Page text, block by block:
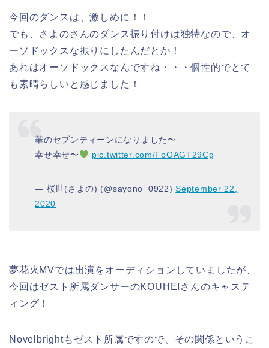
今回のダンスは、激しめに！！
でも、さよのさんのダンス振り付けは独特なので、オ
ーソドックスな振りにしたんだとか！
あれはオーソドックスなんですね・・・個性的でとて
も素晴らしいと感じました！
華のセブンティーンになりました〜
幸せ幸せ〜
pic.twitter.com/FoOAGT29Cg
— 桜世(さよの) (@sayono_0922)September 22,
2020
夢花火MVでは出演をオーディションしていましたが、
今回はゼスト所属ダンサーのKOUHEIさんのキャステ
ィング！
Novelbrightもゼスト所属ですので、その関係というこ